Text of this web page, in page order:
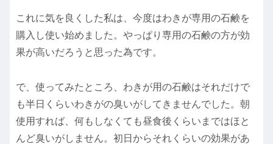
これに気を良くした私は、今度はわきが専用の石鹸を
購入し使い始めました。やっぱり専用の石鹸の方が効
果が高いだろうと思った為です。
で、使ってみたところ、わきが用の石鹸はそれだけで
も半日くらいわきがの臭いがしてきませんでした。朝
使用すれば、何もしなくても昼食後くらいまではほと
んど臭いがしません。初日からそれくらいの効果があ